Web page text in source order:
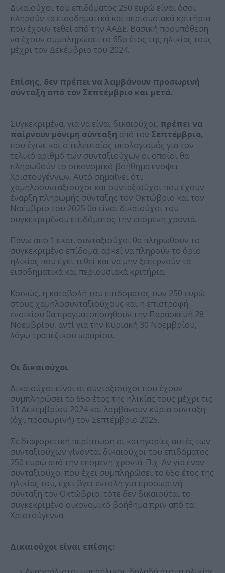
Δικαιούχοι του επιδόματος 250 ευρώ είναι όσοι
πληρούν τα εισοδηματικά και περιουσιακά κριτήρια
που έχουν τεθεί από την ΑΑΔΕ. Βασική προϋπόθεση
να έχουν συμπληρώσει το 65ο έτος της ηλικίας τους
μέχρι τον Δεκέμβριο του 2024.
Επίσης, δεν πρέπει να λαμβάνουν προσωρινή
σύνταξη από τον Σεπτέμβριο και μετά.
Συγκεκριμένα, για να είναι δικαιούχοι, πρέπει να
παίρνουν μόνιμη σύνταξη από τον Σεπτέμβριο,
που έγινε και ο τελευταίος υπολογισμός για τον
τελικό αριθμό των συνταξιούχων οι οποίοι θα
πληρωθούν το οικονομικό βοήθημα ενόψει
Χριστουγέννων. Αυτό σημαίνει ότι
χαμηλοσυνταξιούχοι και συνταξιούχοι που έχουν
έναρξη πληρωμής σύνταξης τον Οκτώβριο και τον
Νοέμβριο του 2025 θα είναι δικαιούχοι του
συγκεκριμένου επιδόματος την επόμενη χρονιά.
Πάνω από 1 εκατ. συνταξιούχοι θα πληρωθούν το
συγκεκριμένο επίδομα, αρκεί να πληρούν το όριο
ηλικίας που έχει τεθεί και να μην ξεπερνούν τα
εισοδηματικά και περιουσιακά κριτήρια.
Κοινώς, η καταβολή του επιδόματος των 250 ευρώ
στους χαμηλοσυνταξιούχους και η επιστροφή
ενοικίου θα πραγματοποιηθούν την Παρασκευή 28
Νοεμβρίου, αντί για την Κυριακή 30 Νοεμβρίου,
λόγω τραπεζικού ωραρίου.
Οι δικαιούχοι
Δικαιούχοι είναι οι συνταξιούχοι που έχουν
συμπληρώσει το 65ο έτος της ηλικίας τους μέχρι τις
31 Δεκεμβρίου 2024 και λαμβάνουν κύρια σύνταξη
(όχι προσωρινή) τον Σεπτέμβριο 2025.
Σε διαφορετική περίπτωση οι κατηγορίες αυτές των
συνταξιούχων γίνονται δικαιούχοι του επιδόματος
250 ευρώ από την επόμενη χρονιά. Π.χ. Αν για έναν
συνταξιούχο, που έχει συμπληρώσει το 65ο έτος της
ηλικίας του, έχει βγει εντολή για προσωρινή
σύνταξη τον Οκτώβριο, τότε δεν δικαιούται το
συγκεκριμένο οικονομικό βοήθημα πριν από τα
Χριστούγεννα.
Δικαιούχοι είναι επίσης: